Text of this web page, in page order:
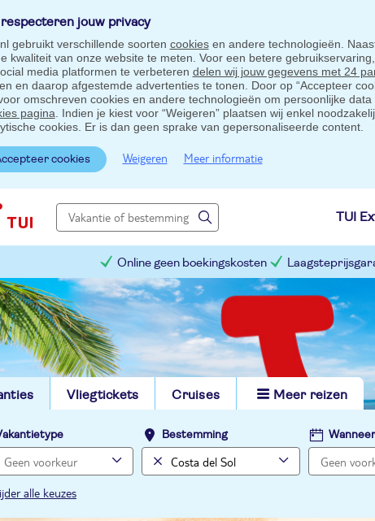
jouw privacy
gebruikt verschillende soorten cookiesen andere technologieën.
kwaliteit van onze website te meten. Voor een betere
media platformen te verbeteren delen wij jouw gegevens met 24
en daarop afgestemde advertenties te tonen. Door op “Accepteer
omschreven cookies en andere technologieën om persoonlijke
pagina . Indien je kiest voor “Weigeren” plaatsen wij enkel
cookies. Er is dan geen sprake van gepersonaliseerde content.
Accepteer cookies Weigeren Meer informatie
TUI
Online geen boekingskosten
Vliegtickets Cruises Meer reizen
Bestemming
alle keuzes